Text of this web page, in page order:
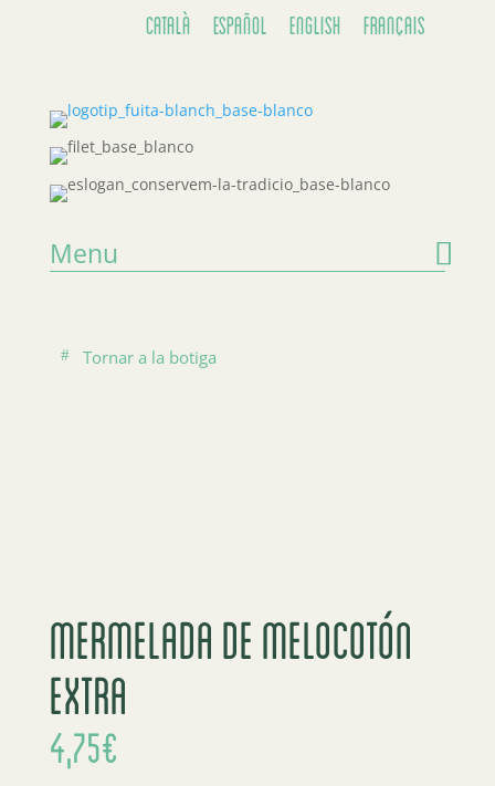
Català Español English Français
Menu
Tornar a la botiga
Mermelada de melocotón
extra
4,75€